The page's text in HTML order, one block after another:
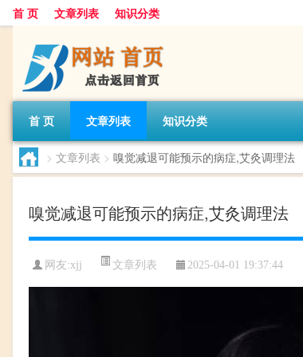
首 页 文章列表 知识分类
首 页 文章列表 知识分类
> 文章列表 > 嗅觉减退可能预示的病症,艾灸调理法
嗅觉减退可能预示的病症,艾灸调理法
网友:xjj 文章列表 2025-04-01 19:37:44